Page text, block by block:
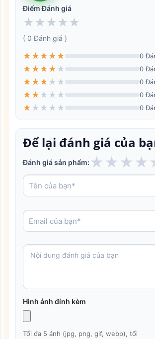
Điểm Đánh giá
★ ★ ★ ★ ★
( 0 Đánh giá )
★ ★ ★ ★ ★ 0
★ ★ ★ ★ ★ 0
★ ★ ★ ★ ★ 0
★ ★ ★ ★ ★ 0
★ ★ ★ ★ ★ 0
Để lại đánh giá của
Đánh giá sản phẩm: ★ ★ ★ ★
Hình ảnh đính kèm
Tối đa 5 ảnh (jpg, png, gif, webp), tối